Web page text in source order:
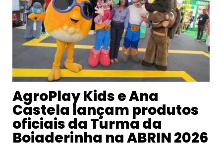
AgroPlay Kids e Ana
Castela lançam produtos
oficiais da Turma da
Boiaderinha na ABRIN 2026